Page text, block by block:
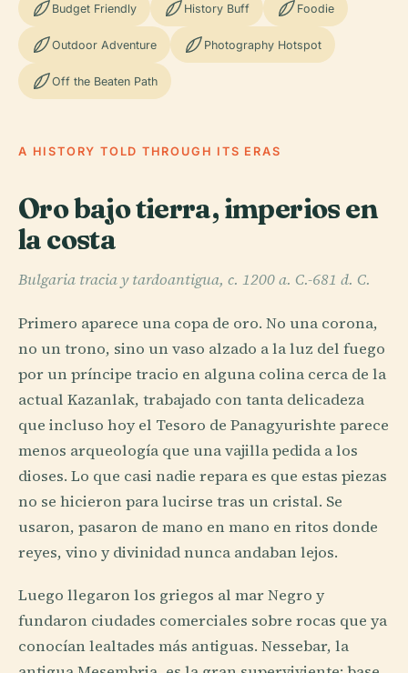
Budget Friendly History Buff Foodie
Outdoor Adventure Photography Hotspot
Off the Beaten Path
A HISTORY TOLD THROUGH ITS ERAS
Oro bajo tierra, imperios en
la costa
Bulgaria tracia y tardoantigua, c. 1200 a. C.-681 d. C.
Primero aparece una copa de oro. No una corona,
no un trono, sino un vaso alzado a la luz del fuego
por un príncipe tracio en alguna colina cerca de la
actual Kazanlak, trabajado con tanta delicadeza
que incluso hoy el Tesoro de Panagyurishte parece
menos arqueología que una vajilla pedida a los
dioses. Lo que casi nadie repara es que estas piezas
no se hicieron para lucirse tras un cristal. Se
usaron, pasaron de mano en mano en ritos donde
reyes, vino y divinidad nunca andaban lejos.
Luego llegaron los griegos al mar Negro y
fundaron ciudades comerciales sobre rocas que ya
conocían lealtades más antiguas. Nessebar, la